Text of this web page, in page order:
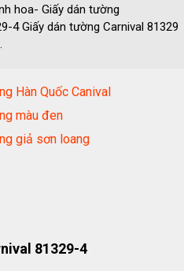
hoa- Giấy dán tường
4 Giấy dán tường Carnival 81329
Hàn Quốc Canival
màu đen
giả sơn loang
81329-4